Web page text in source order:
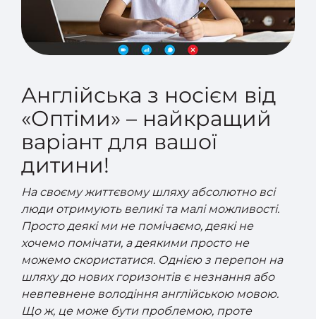
Англійська з носієм від
«Оптіми» – найкращий
варіант для вашої
дитини!
На своєму життєвому шляху абсолютно всі
люди отримують великі та малі можливості.
Просто деякі ми не помічаємо, деякі не
хочемо помічати, а деякими просто не
можемо скористатися. Однією з перепон на
шляху до нових горизонтів є незнання або
невпевнене володіння англійською мовою.
Що ж, це може бути проблемою, проте